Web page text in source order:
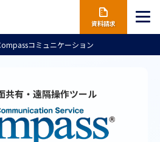
資料請求
コミュニケーション
共有・遠隔操作ツール